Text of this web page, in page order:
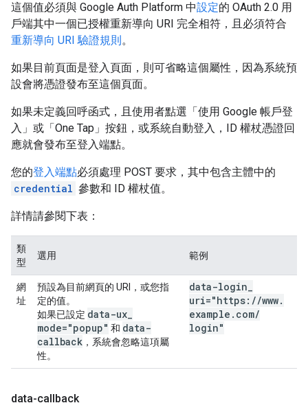
這個值必須與 Google Auth Platform 中設定的 OAuth 2.0 用
戶端其中一個已授權重新導向 URI 完全相符，且必須符合
重新導向 URI 驗證規則。
如果目前頁面是登入頁面，則可省略這個屬性，因為系統預
設會將憑證發布至這個頁面。
如果未定義回呼函式，且使用者點選「使用 Google 帳戶登
入」或「One Tap」按鈕，或系統自動登入，ID 權杖憑證回
應就會發布至登入端點。
您的登入端點必須處理 POST 要求，其中包含主體中的
credential 參數和 ID 權杖值。
詳情請參閱下表：
類
型
選用 範例
網
址
預設為目前網頁的 URI，或您指
定的值。
如果已設定 data-ux
mode="popup" 和 data-
callback ，系統會忽略這項屬
性。
data-login
uri="https: //www.
example . com/
login"
data-callback